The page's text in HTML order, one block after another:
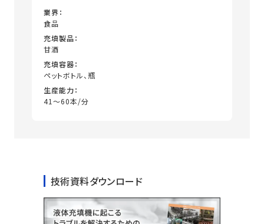
業界：
食品
充填製品：
甘酒
充填容器：
ペットボトル、瓶
生産能力：
41～60本/分
技術資料ダウンロード